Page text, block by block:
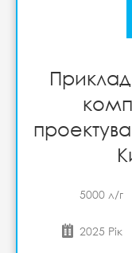
5000 л/г
2025 Рік